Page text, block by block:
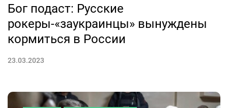
Бог подаст: Русские
рокеры-«заукраинцы» вынуждены
кормиться в России
23.03.2023